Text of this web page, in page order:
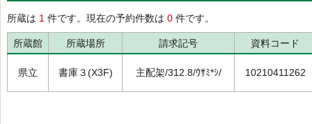
所蔵は 1 件です。現在の予約件数は 0 件です。
所蔵館 所蔵場所 請求記号 資料コード
県立 書庫３(X3F) 主配架/312.8/ｳｻﾐ*ｼ/ 10210411262